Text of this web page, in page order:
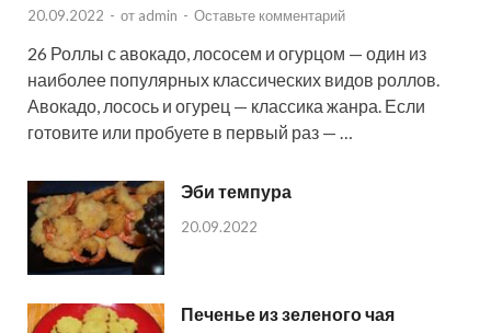
20.09.2022 - от admin - Оставьте комментарий
26 Роллы с авокадо, лососем и огурцом — один из
наиболее популярных классических видов роллов.
Авокадо, лосось и огурец — классика жанра. Если
готовите или пробуете в первый раз — …
Эби темпура
20.09.2022
Печенье из зеленого чая